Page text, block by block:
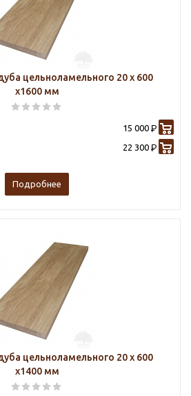
цельноламельного 20 х 600
х1600 мм
15 000 Р
22 300 Р
Подробнее
цельноламельного 20 х 600
х1400 мм